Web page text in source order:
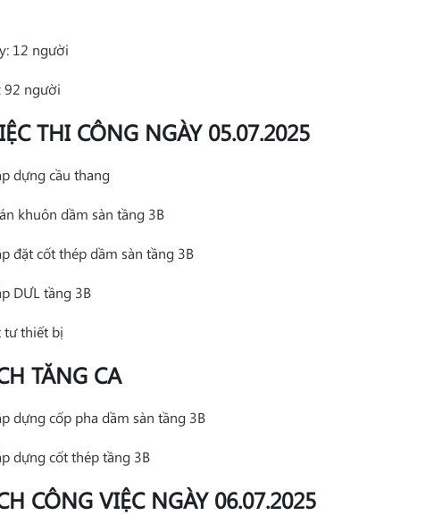
12 người
92 người
THI CÔNG NGÀY 05.07.2025
dựng cầu thang
khuôn dầm sàn tầng 3B
đặt cốt thép dầm sàn tầng 3B
DƯL tầng 3B
tư thiết bị
TĂNG CA
dựng cốp pha dầm sàn tầng 3B
dựng cốt thép tầng 3B
CÔNG VIỆC NGÀY 06.07.2025